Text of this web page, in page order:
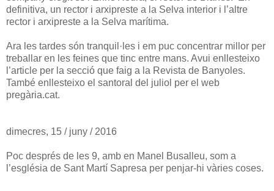
definitiva, un rector i arxipreste a la Selva interior i l’altre
rector i arxipreste a la Selva marítima.
Ara les tardes són tranquil·les i em puc concentrar millor per
treballar en les feines que tinc entre mans. Avui enllesteixo
l’article per la secció que faig a la Revista de Banyoles.
També enllesteixo el santoral del juliol per el web
pregària.cat.
dimecres, 15 / juny / 2016
Poc després de les 9, amb en Manel Busalleu, som a
l’església de Sant Martí Sapresa per penjar-hi vàries coses.